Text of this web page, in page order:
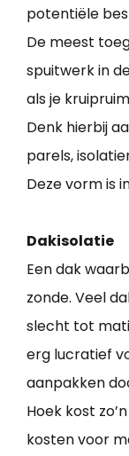
potentiële
De meest
spuitwerk in
als je
Denk hierbij
parels,
Deze vorm is
Dakisolatie
Een dak
zonde. Veel
slecht tot
erg lucratief
aanpakken
Hoek kost
kosten voor